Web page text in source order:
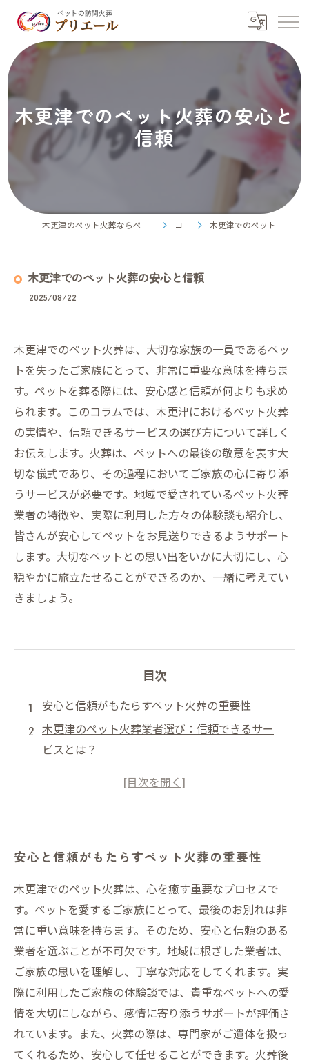
木更津でのペット火葬の安心と
信頼
コラム 木更津でのペット火葬の安心と信頼
木更津でのペット火葬の安心と信頼
2025/08/22
木更津でのペット火葬は、大切な家族の一員であるペッ
トを失ったご家族にとって、非常に重要な意味を持ちま
す。ペットを葬る際には、安心感と信頼が何よりも求め
られます。このコラムでは、木更津におけるペット火葬
の実情や、信頼できるサービスの選び方について詳しく
お伝えします。火葬は、ペットへの最後の敬意を表す大
切な儀式であり、その過程においてご家族の心に寄り添
うサービスが必要です。地域で愛されているペット火葬
業者の特徴や、実際に利用した方々の体験談も紹介し、
皆さんが安心してペットをお見送りできるようサポート
します。大切なペットとの思い出をいかに大切にし、心
穏やかに旅立たせることができるのか、一緒に考えてい
きましょう。
目次
安心と信頼がもたらすペット火葬の重要性
木更津のペット火葬業者選び：信頼できるサー
ビスとは？
体験談から学ぶ、ご家族の心に寄り添う火葬の
ペット火葬の儀式で感じる心のケアの重要性
木更津でペットを見送る: 安心感と愛情に包まれ
た旅立ち
安心と信頼がもたらすペット火葬の重要性
木更津でのペット火葬は、心を癒す重要なプロセスで
す。ペットを愛するご家族にとって、最後のお別れは非
常に重い意味を持ちます。そのため、安心と信頼のある
業者を選ぶことが不可欠です。地域に根ざした業者は、
ご家族の思いを理解し、丁寧な対応をしてくれます。実
際に利用したご家族の体験談では、貴重なペットへの愛
情を大切にしながら、感情に寄り添うサポートが評価さ
れています。また、火葬の際は、専門家がご遺体を扱っ
てくれるため、安心して任せることができます。火葬後